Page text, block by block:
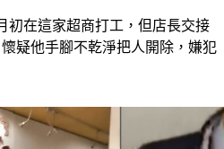
初在這家超商打工，但店長交接
疑他手腳不乾淨把人開除，嫌犯